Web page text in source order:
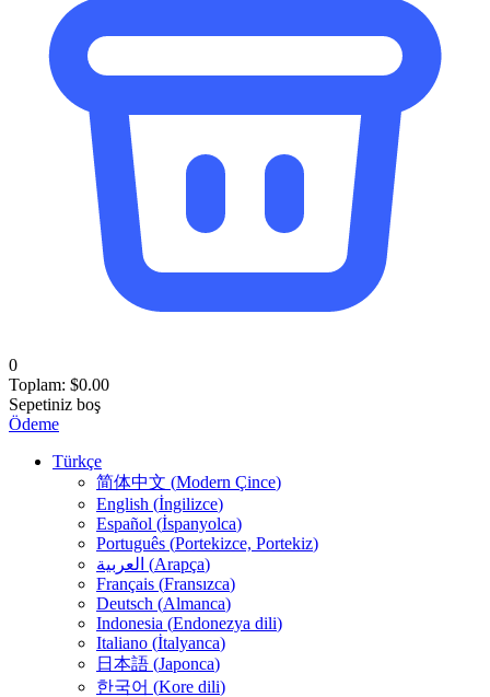
0
Toplam: $0.00
Sepetiniz boş
Ödeme
Türkçe
简体中文 (Modern Çince)
English (İngilizce)
Español (İspanyolca)
Português (Portekizce, Portekiz)
العربية (Arapça)
Français (Fransızca)
Deutsch (Almanca)
Indonesia (Endonezya dili)
Italiano (İtalyanca)
日本語 (Japonca)
한국어 (Kore dili)